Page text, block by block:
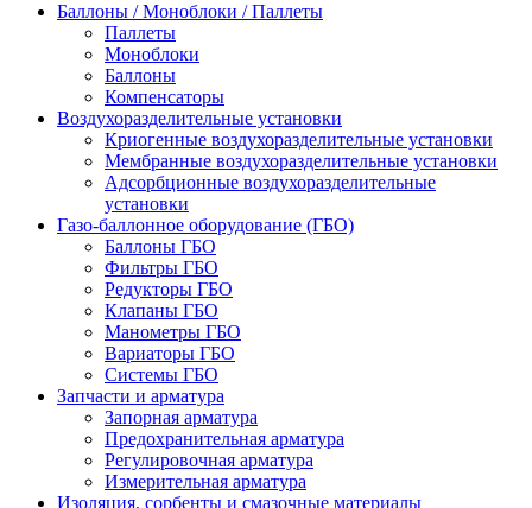
Баллоны / Моноблоки / Паллеты
Паллеты
Моноблоки
Баллоны
Компенсаторы
Воздухоразделительные установки
Криогенные воздухоразделительные установки
Мембранные воздухоразделительные установки
Адсорбционные воздухоразделительные
установки
Газо-баллонное оборудование (ГБО)
Баллоны ГБО
Фильтры ГБО
Редукторы ГБО
Клапаны ГБО
Манометры ГБО
Вариаторы ГБО
Системы ГБО
Запчасти и арматура
Запорная арматура
Предохранительная арматура
Регулировочная арматура
Измерительная арматура
Изоляция, сорбенты и смазочные материалы